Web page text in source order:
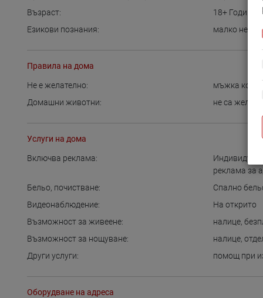
Възраст:
18+ Години
Езикови познания:
малко
Правила на дома
Не е желателно:
мъжка
Домашни животни:
не са
Услуги на дома
Включва реклама:
реклама за
Бельо, почистване:
Спално
Видеонаблюдение:
На открито
Възможност за живеене:
налице,
Възможност за нощуване:
налице,
Други услуги:
помощ при
Оборудване на адреса